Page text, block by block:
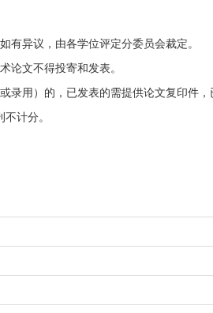
有异议，由各学位评定分委员会裁定。
论文不得投寄和发表。
用）的，已发表的需提供论文复印件
计分。